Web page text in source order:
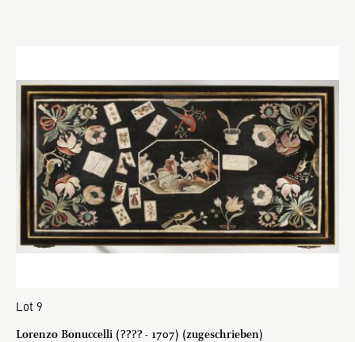
Lot 9
Lorenzo Bonuccelli (???? - 1707) (zugeschrieben)